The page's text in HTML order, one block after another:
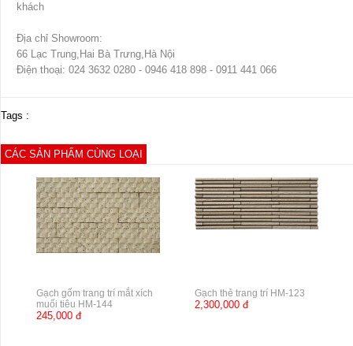
khách
Địa chỉ Showroom:
66 Lạc Trung,Hai Bà Trưng,Hà Nội
Điện thoại: 024 3632 0280 - 0946 418 898 - 0911 441 066
Tags :
CÁC SẢN PHẨM CÙNG LOẠI
Gạch gốm trang trí mắt xích
muối tiêu HM-144
245,000 đ
Gạch thẻ trang trí HM-123
2,300,000 đ